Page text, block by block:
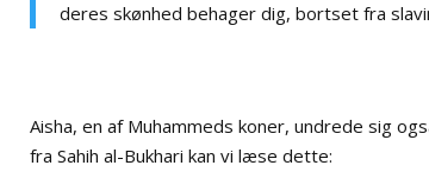
deres skønhed behager dig, bortset fra
Aisha, en af Muhammeds koner, undrede sig
fra Sahih al-Bukhari kan vi læse dette: